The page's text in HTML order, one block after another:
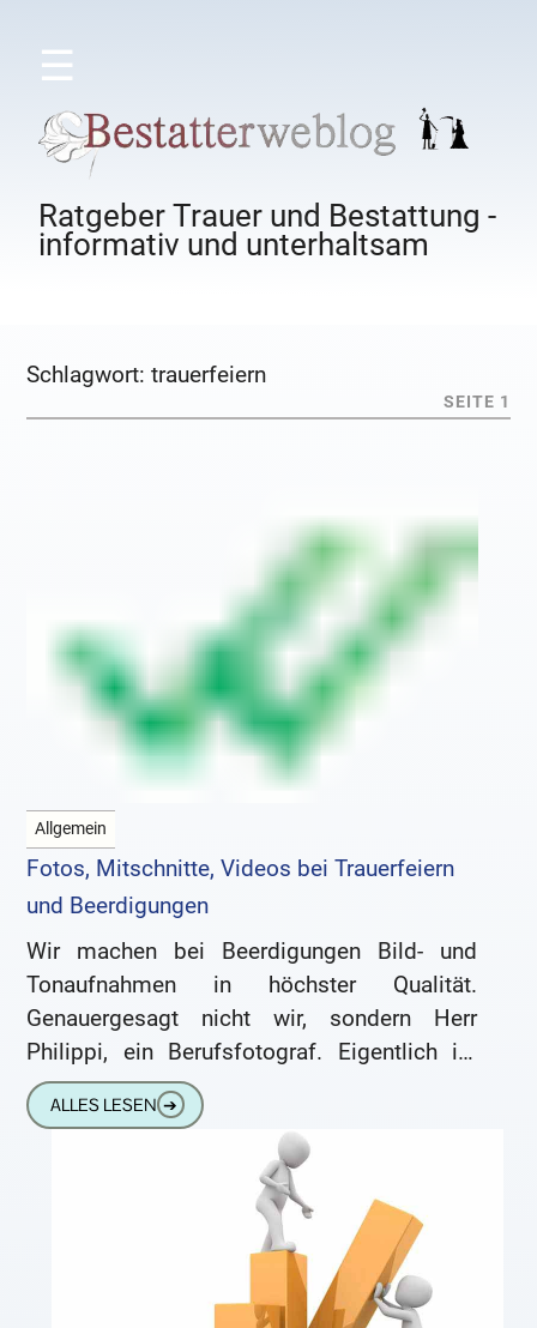
☰
Ratgeber Trauer und Bestattung -
informativ und unterhaltsam
Schlagwort:trauerfeiern
SEITE 1
Allgemein
Fotos, Mitschnitte, Videos bei Trauerfeiern
und Beerdigungen
Wir machen bei Beerdigungen Bild- und
Tonaufnahmen in höchster Qualität.
Genauergesagt nicht wir, sondern Herr
Philippi, ein Berufsfotograf. Eigentlich ist
Herr Philippi Hochzeitsfotograf, aber das tut
der Sache keinen Abbruch,
ALLES LESEN ➔